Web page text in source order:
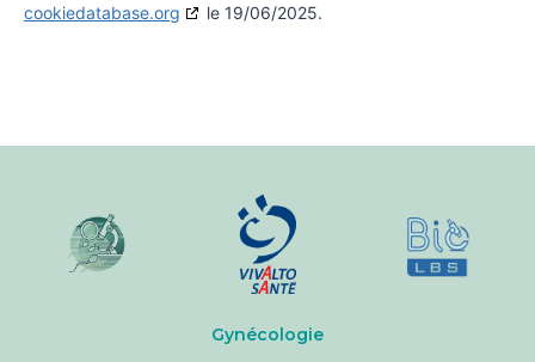
cookiedatabase.org
le 19/06/2025.
Gynécologie